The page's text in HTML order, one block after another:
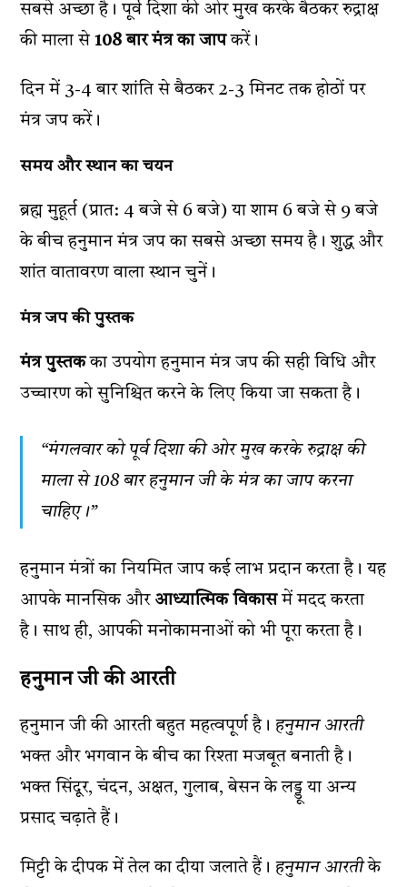
सबसे अच्छा है। पूर्व दिशा की ओर मुख करके बैठकर रुद्राक्ष
की माला से108 बार मंत्र का जापकरें।
दिन में 3-4 बार शांति से बैठकर 2-3 मिनट तक होठों पर
मंत्र जप करें।
समय और स्थान का चयन
ब्रह्म मुहूर्त (प्रात: 4 बजे से 6 बजे) या शाम 6 बजे से 9 बजे
के बीच हनुमान मंत्र जप का सबसे अच्छा समय है। शुद्ध और
शांत वातावरण वाला स्थान चुनें।
मंत्र जप की पुस्तक
मंत्र पुस्तकका उपयोग हनुमान मंत्र जप की सही विधि और
उच्चारण को सुनिश्चित करने के लिए किया जा सकता है।
“मंगलवार को पूर्व दिशा की ओर मुख करके रुद्राक्ष की
माला से 108 बार हनुमान जी के मंत्र का जाप करना
चाहिए।”
हनुमान मंत्रों का नियमित जाप कई लाभ प्रदान करता है। यह
आपके मानसिक और आध्यात्मिक विकासमें मदद करता
है। साथ ही, आपकी मनोकामनाओं को भी पूरा करता है।
हनुमान जी की आरती
हनुमान जी की आरती बहुत महत्वपूर्ण है।हनुमान आरती
भक्त और भगवान के बीच का रिश्ता मजबूत बनाती है।
भक्त सिंदूर, चंदन, अक्षत, गुलाब, बेसन के लड्डू या अन्य
प्रसाद चढ़ाते हैं।
मिट्टी के दीपक में तेल का दीया जलाते हैं।हनुमान आरतीके